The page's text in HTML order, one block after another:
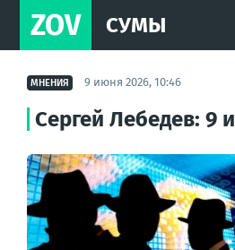
ZOV СУМЫ
МНЕНИЯ 9 июня 2026, 10:46
Сергей Лебедев: 9